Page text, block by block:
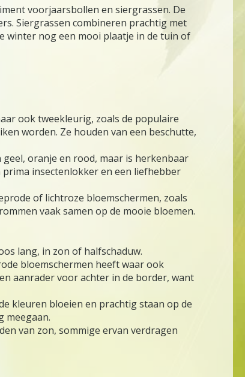
voorjaarsbollen en siergrassen. De
Siergrassen combineren prachtig met
winter nog een mooi plaatje in de tuin of
ook tweekleurig, zoals de populaire
worden. Ze houden van een beschutte,
oranje en rood, maar is herkenbaar
insectenlokker en een liefhebber
of lichtroze bloemschermen, zoals
vaak samen op de mooie bloemen.
lang, in zon of halfschaduw.
bloemschermen heeft waar ook
aanrader voor achter in de border, want
kleuren bloeien en prachtig staan op de
meegaan.
van zon, sommige ervan verdragen